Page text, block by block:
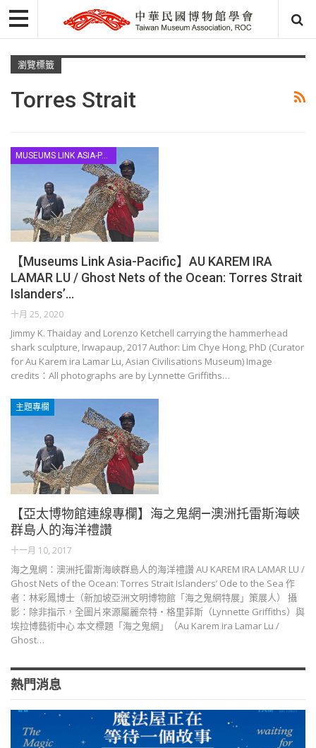
瀏覽標籤
Torres Strait
MUSEUMS LINK ASIA-PACIFIC
【Museums Link Asia-Pacific】AU KAREM IRA
LAMAR LU / Ghost Nets of the Ocean: Torres Strait
Islanders’…
十月 25, 2020
Jimmy K. Thaiday and Lorenzo Ketchell carrying the hammerhead
shark sculpture, Irwapaup, 2017 Author: Lim Chye Hong, PhD (Curator
for Au Karem ira Lamar Lu, Asian Civilisations Museum) Image
credits：All photographs are by Lynnette Griffiths…
主題專欄
【亞太博物館連線專欄】海之鬼網—澳洲托雷斯海峽
群島人的海洋禮讚
十一月 10, 2017
海之鬼網：澳洲托雷斯海峽群島人的海洋禮讚 AU KAREM IRA LAMAR LU /
Ghost Nets of the Ocean: Torres Strait Islanders’ Ode to the Sea 作
者：林彩鳳博士（新加坡亞洲文明博物館「海之鬼網特展」策展人） 攝
影：除非指示，全圖片來源屬麗奈特‧格里菲斯（Lynnette Griffiths）與
埃拉博藝術中心 本文標題「海之鬼網」（Au Karem ira Lamar Lu /
Ghost…
熱門消息